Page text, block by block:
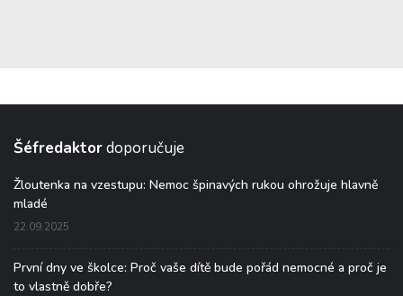
Šéfredaktordoporučuje
Žloutenka na vzestupu: Nemoc špinavých rukou ohrožuje hlavně
mladé
22.09.2025
První dny ve školce: Proč vaše dítě bude pořád nemocné a proč je
to vlastně dobře?